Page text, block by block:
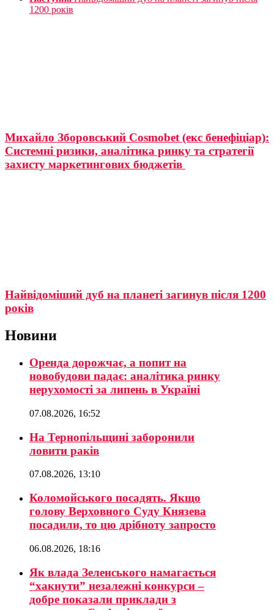
1200 років
Михайло Зборовський Cosmobet (екс бенефіціар):
Системні ризики, аналітика ринку та стратегії
захисту маркетингових бюджетів
Найвідоміший дуб на планеті загинув після 1200
років
Новини
Оренда дорожчає, а попит на
новобудови падає: аналітика ринку
нерухомості за липень в Україні
07.08.2026, 16:52
На Тернопільщині заборонили
ловити раків
07.08.2026, 13:10
Коломойського посадять. Якщо
голову Верховного Суду Князева
посадили, то цю дрібноту запросто
06.08.2026, 18:16
Як влада Зеленського намагається
“хакнути” незалежні конкурси –
добре показали приклади з